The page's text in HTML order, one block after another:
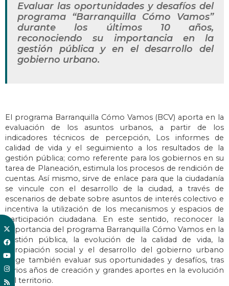
Evaluar las oportunidades y desafíos del
programa “Barranquilla Cómo Vamos”
durante los últimos 10 años,
reconociendo su importancia en la
gestión pública y en el desarrollo del
gobierno urbano.
El programa Barranquilla Cómo Vamos (BCV) aporta en la
evaluación de los asuntos urbanos, a partir de los
indicadores técnicos de percepción, Los informes de
calidad de vida y el seguimiento a los resultados de la
gestión pública; como referente para los gobiernos en su
tarea de Planeación, estimula los procesos de rendición de
cuentas. Así mismo, sirve de enlace para que la ciudadanía
se vincule con el desarrollo de la ciudad, a través de
escenarios de debate sobre asuntos de interés colectivo e
incentiva la utilización de los mecanismos y espacios de
participación ciudadana. En este sentido, reconocer la
importancia del programa Barranquilla Cómo Vamos en la
gestión pública, la evolución de la calidad de vida, la
apropiación social y el desarrollo del gobierno urbano
exige también evaluar sus oportunidades y desafíos, tras
varios años de creación y grandes aportes en la evolución
del territorio.